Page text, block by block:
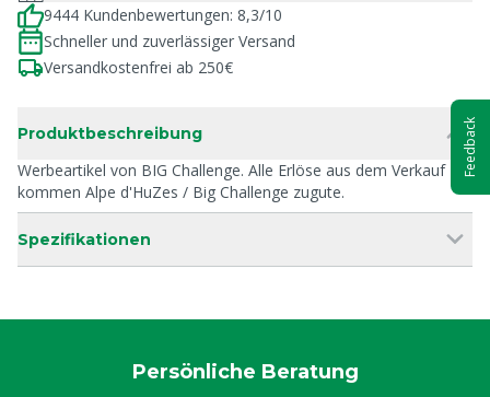
9444 Kundenbewertungen: 8,3/10
Schneller und zuverlässiger Versand
Versandkostenfrei ab 250€
Produktbeschreibung
Werbeartikel von BIG Challenge. Alle Erlöse aus dem Verkauf
kommen Alpe d'HuZes / Big Challenge zugute.
Spezifikationen
Persönliche Beratung
Feedback